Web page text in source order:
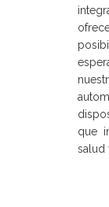
que
salud